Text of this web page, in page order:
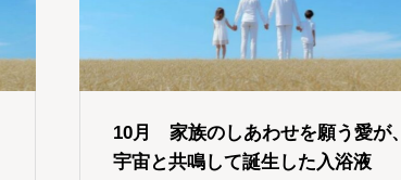
10月 家族のしあわせを願う愛が、
宇宙と共鳴して誕生した入浴液